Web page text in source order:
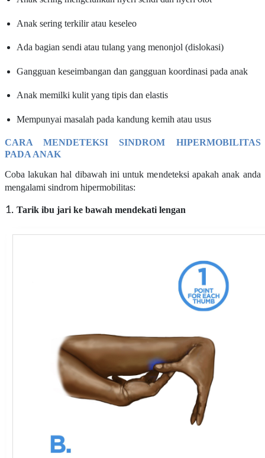
Anak sering terkilir atau keseleo
Ada bagian sendi atau tulang yang menonjol (dislokasi)
Gangguan keseimbangan dan gangguan koordinasi pada anak
Anak memilki kulit yang tipis dan elastis
Mempunyai masalah pada kandung kemih atau usus
CARA MENDETEKSI SINDROM HIPERMOBILITAS
PADA ANAK
Coba lakukan hal dibawah ini untuk mendeteksi apakah anak anda
mengalami sindrom hipermobilitas:
Tarik ibu jari ke bawah mendekati lengan